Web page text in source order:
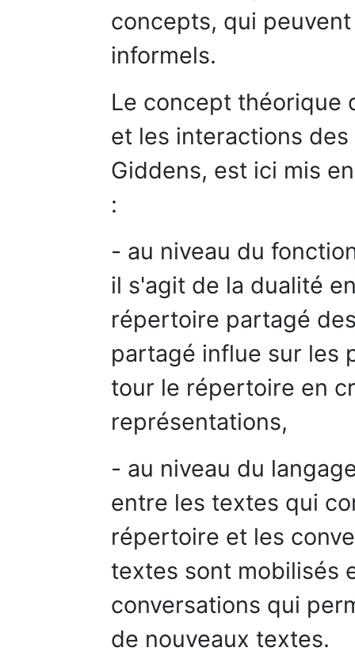
concepts, qui
informels.
Le concept théorique
et les interactions
Giddens, est ici mis
:
- au niveau du
il s'agit de la dualité
répertoire partagé
partagé influe sur les
tour le répertoire en
représentations,
- au niveau du
entre les textes qui
répertoire et les
textes sont mobilisés
conversations qui
de nouveaux textes.